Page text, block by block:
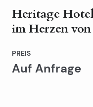
Heritage
im Herzen
PREIS
Auf Anfrage